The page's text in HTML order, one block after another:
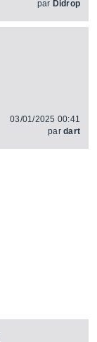
par Didrop
03/01/2025 00:41
pardart